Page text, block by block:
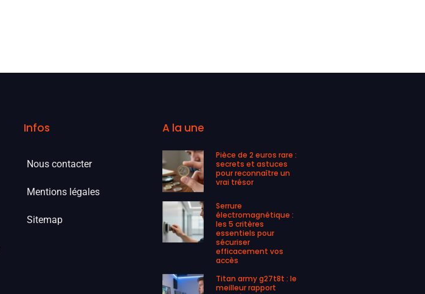
Infos
Nous contacter
Mentions légales
Sitemap
A la une
Pièce de 2 euros rare :
secrets et astuces
pour reconnaître un
vrai trésor
Serrure
électromagnétique :
les 5 critères
essentiels pour
sécuriser
efficacement vos
accès
Titan army g27t8t : le
meilleur rapport